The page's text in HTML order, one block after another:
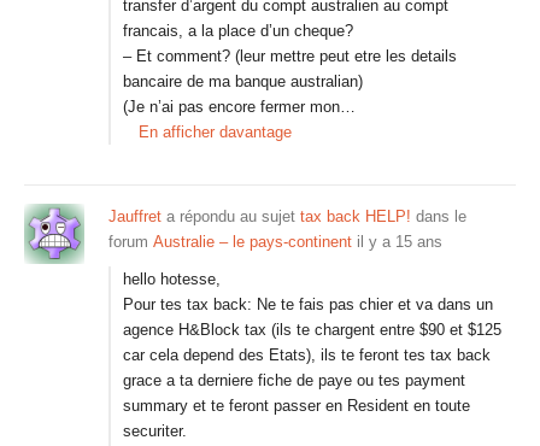
transfer d’argent du compt australien au compt
francais, a la place d’un cheque?
– Et comment? (leur mettre peut etre les details
bancaire de ma banque australian)
(Je n’ai pas encore fermer mon…
En afficher davantage
Jauffret a répondu au sujet tax back HELP! dans le
forum Australie – le pays-continent il y a 15 ans
hello hotesse,
Pour tes tax back: Ne te fais pas chier et va dans un
agence H&Block tax (ils te chargent entre $90 et $125
car cela depend des Etats), ils te feront tes tax back
grace a ta derniere fiche de paye ou tes payment
summary et te feront passer en Resident en toute
securiter.